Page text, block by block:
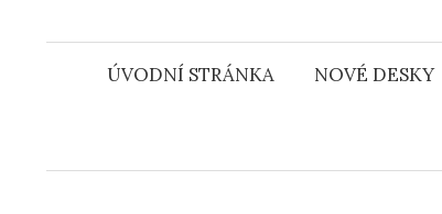
ÚVODNÍ STRÁNKA NOVÉ DESKY